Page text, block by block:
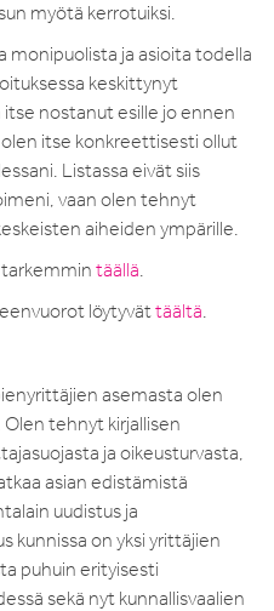
myötä kerrotuiksi.
monipuolista ja asioita todella
keskittynyt
nostanut esille jo ennen
itse konkreettisesti ollut
Listassa eivät siis
vaan olen tehnyt
aiheiden ympärille.
täällä.
löytyvättäältä.
asemasta olen
tehnyt kirjallisen
ja oikeusturvasta,
asian edistämistä
uudistus ja
kunnissa on yksi yrittäjien
puhuin erityisesti
sekä nyt kunnallisvaalien